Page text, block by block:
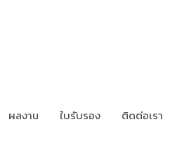
ผลงาน ใบรับรอง ติดต่อเรา